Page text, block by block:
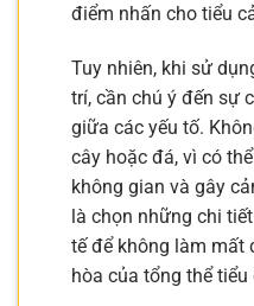
điểm nhấn cho tiểu
Tuy nhiên, khi sử
trí, cần chú ý đến sự
giữa các yếu tố.
cây hoặc đá, vì có
không gian và gây
là chọn những chi
tế để không làm mất
hòa của tổng thể tiểu